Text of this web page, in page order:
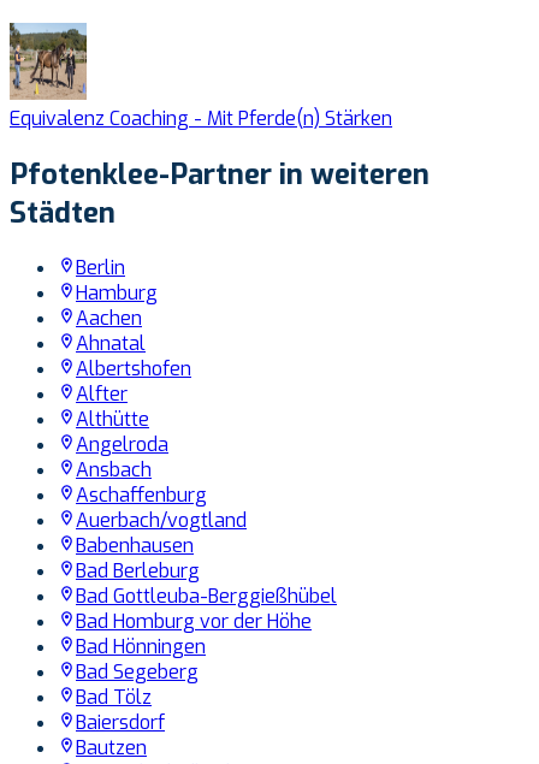
Equivalenz Coaching - Mit Pferde(n) Stärken
Pfotenklee-Partner in weiteren
Städten
Berlin
Hamburg
Aachen
Ahnatal
Albertshofen
Alfter
Althütte
Angelroda
Ansbach
Aschaffenburg
Auerbach/vogtland
Babenhausen
Bad Berleburg
Bad Gottleuba-Berggießhübel
Bad Homburg vor der Höhe
Bad Hönningen
Bad Segeberg
Bad Tölz
Baiersdorf
Bautzen